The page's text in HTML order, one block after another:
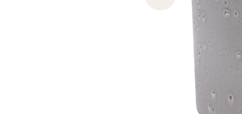
Previous slide